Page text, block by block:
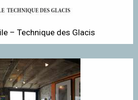
– Technique des Glacis